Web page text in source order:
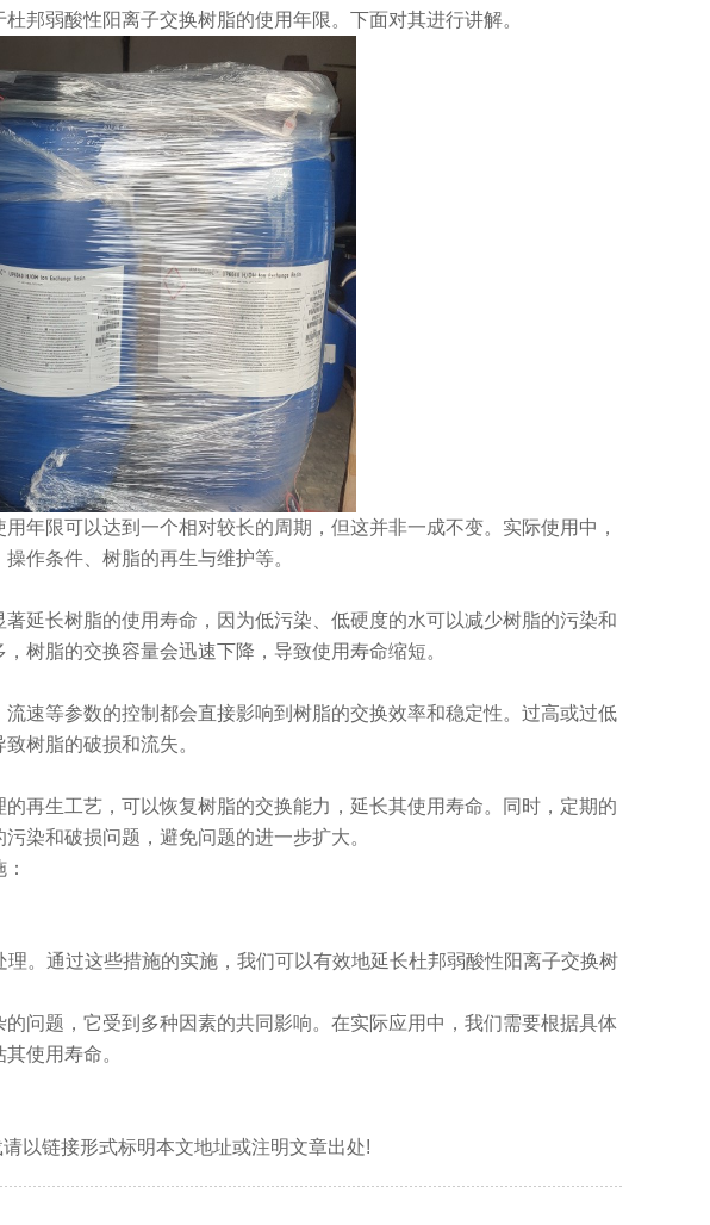
邦弱酸性阳离子交换树脂的使用年限。下面对其进行讲解。
年限可以达到一个相对较长的周期，但这并非一成不变。实际使用中，
作条件、树脂的再生与维护等。
延长树脂的使用寿命，因为低污染、低硬度的水可以减少树脂的污染和
树脂的交换容量会迅速下降，导致使用寿命缩短。
速等参数的控制都会直接影响到树脂的交换效率和稳定性。过高或过低
树脂的破损和流失。
再生工艺，可以恢复树脂的交换能力，延长其使用寿命。同时，定期的
染和破损问题，避免问题的进一步扩大。
。通过这些措施的实施，我们可以有效地延长杜邦弱酸性阳离子交换树
问题，它受到多种因素的共同影响。在实际应用中，我们需要根据具体
使用寿命。
以链接形式标明本文地址或注明文章出处!